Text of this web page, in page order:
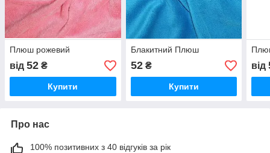
Плюш рожевий
від 52 ₴
Купити
Блакитний Плюш
52₴
Купити
від
Про нас
100% позитивних з 40 відгуків за рік